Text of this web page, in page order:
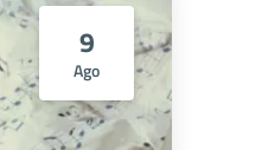
9
Ago